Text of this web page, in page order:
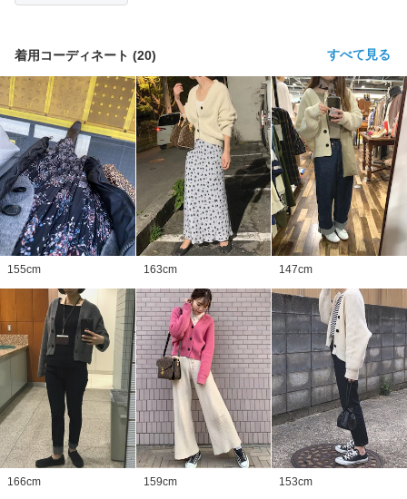
着用コーディネート (20) すべて見る
155cm 163cm 147cm
166cm 159cm 153cm